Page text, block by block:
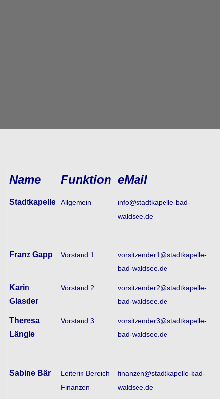
Name Funktion eMail
Stadtkapelle Allgemein
info@stadtkapelle-bad-
waldsee.de
Franz Gapp Vorstand 1
vorsitzender1@stadtkapelle-
bad-waldsee.de
Karin
Glasder
Vorstand 2
vorsitzender2@stadtkapelle-
bad-waldsee.de
Theresa
Längle
Vorstand 3
vorsitzender3@stadtkapelle-
bad-waldsee.de
Sabine Bär
Leiterin Bereich
Finanzen
finanzen@stadtkapelle-bad-
waldsee.de